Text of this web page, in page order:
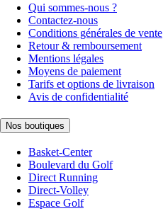
Qui sommes-nous ?
Contactez-nous
Conditions générales de vente
Retour & remboursement
Mentions légales
Moyens de paiement
Tarifs et options de livraison
Avis de confidentialité
Nos boutiques
Basket-Center
Boulevard du Golf
Direct Running
Direct-Volley
Espace Golf